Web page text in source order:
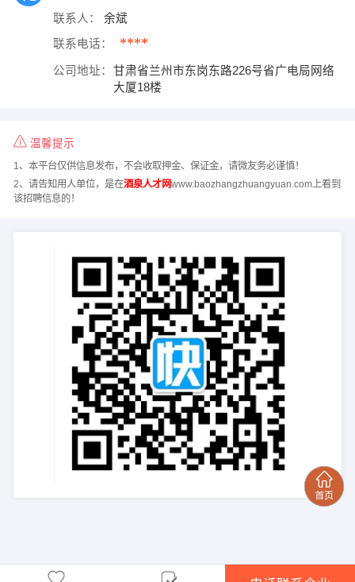
联系人： 余斌
联系电话： ****
公司地址：
甘肃省兰州市东岗东路226号省广电局网络
大厦18楼
温馨提示
1、本平台仅供信息发布，不会收取押金、保证金，请微友务必谨慎！
2、请告知用人单位，是在酒泉人才网www.baozhangzhuangyuan.com上看到
该招聘信息的！